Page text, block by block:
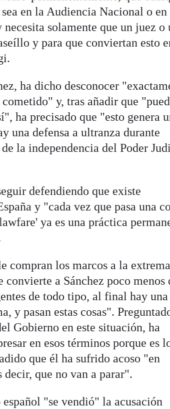
en la Audiencia Nacional o en
solamente que un juez o
y para que conviertan esto
ha dicho desconocer
y, tras añadir que
ha precisado que "esto genera
una defensa a ultranza durante
la independencia del Poder
defendiendo que existe
y "cada vez que pasa una
ya es una práctica
compran los marcos a la extrema
convierte a Sánchez poco menos
de todo tipo, al final hay una
y pasan estas cosas".
Gobierno en este situación, ha
en esos términos porque es
que él ha sufrido acoso "en
decir, que no van a parar".
"se vendió" la acusación